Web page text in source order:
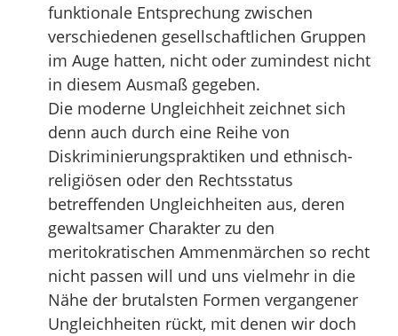
funktionale Entsprechung zwischen
verschiedenen gesellschaftlichen Gruppen
im Auge hatten, nicht oder zumindest nicht
in diesem Ausmaß gegeben.
Die moderne Ungleichheit zeichnet sich
denn auch durch eine Reihe von
Diskriminierungspraktiken und ethnisch-
religiösen oder den Rechtsstatus
betreffenden Ungleichheiten aus, deren
gewaltsamer Charakter zu den
meritokratischen Ammenmärchen so recht
nicht passen will und uns vielmehr in die
Nähe der brutalsten Formen vergangener
Ungleichheiten rückt, mit denen wir doch